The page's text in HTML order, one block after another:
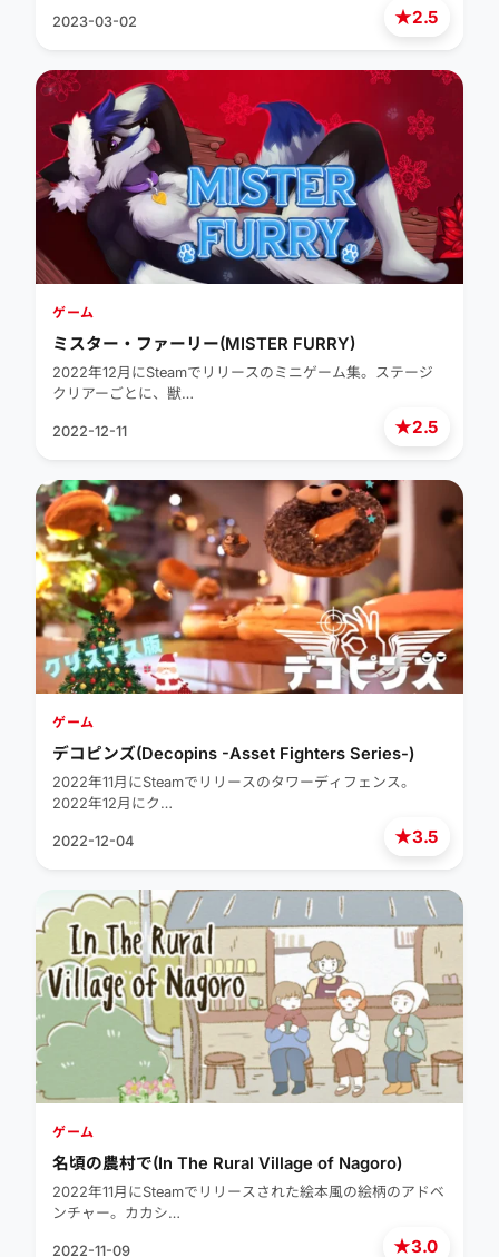
★2.5
2023-03-02
★2.5
ゲーム
ミスター・ファーリー(MISTER FURRY)
2022年12月にSteamでリリースのミニゲーム集。ステージ
クリアーごとに、獣…
2022-12-11
★3.5
ゲーム
デコピンズ(Decopins -Asset Fighters Series-)
2022年11月にSteamでリリースのタワーディフェンス。
2022年12月にク…
2022-12-04
★3.0
ゲーム
名頃の農村で(In The Rural Village of Nagoro)
2022年11月にSteamでリリースされた絵本風の絵柄のアドベ
ンチャー。カカシ…
2022-11-09